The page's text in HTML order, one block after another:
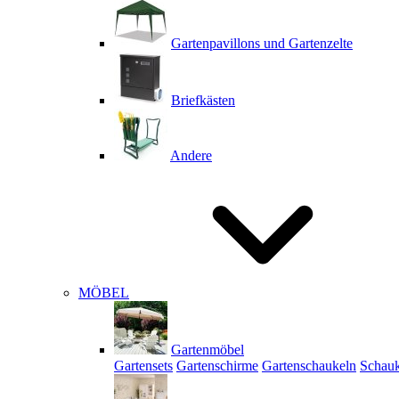
Gartenpavillons und Gartenzelte
Briefkästen
Andere
MÖBEL
Gartenmöbel
Gartensets Gartenschirme Gartenschaukeln